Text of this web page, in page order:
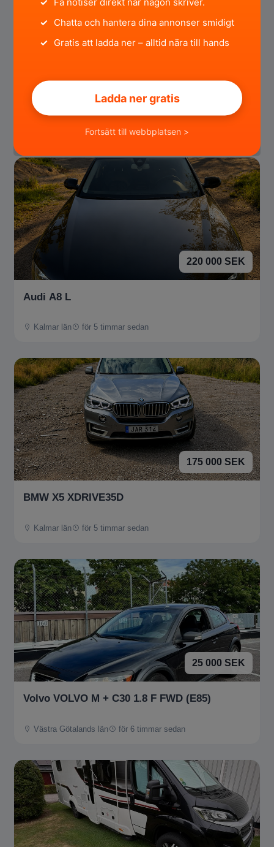
Chevrolet CHEVROLET MATIZ SE 0.8 6V FWD
för 5 timmar sedan
220 000 SEK
Audi A8 L
Kalmar län för 5 timmar sedan
175 000 SEK
BMW X5 XDRIVE35D
Kalmar län för 5 timmar sedan
25 000 SEK
Volvo VOLVO M + C30 1.8 F FWD (E85)
Västra Götalands län för 6 timmar sedan
✓ Chatta och hantera dina annonser smidigt
✓ Gratis att ladda ner – alltid nära till hands
Ladda ner gratis
Fortsätt till webbplatsen >